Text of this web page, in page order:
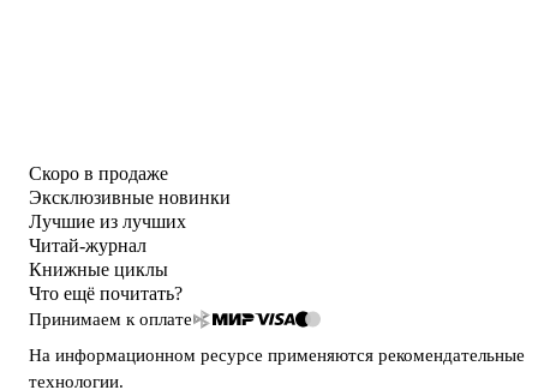
Скоро в продаже
Эксклюзивные новинки
Лучшие из лучших
Читай-журнал
Книжные циклы
Что ещё почитать?
Принимаем к оплате
На информационном ресурсе применяются рекомендательные
технологии.